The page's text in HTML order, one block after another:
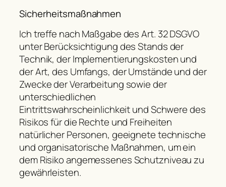
Sicherheitsmaßnahmen
Ich treffe nach Maßgabe des Art. 32 DSGVO
unter Berücksichtigung des Stands der
Technik, der Implementierungskosten und
der Art, des Umfangs, der Umstände und der
Zwecke der Verarbeitung sowie der
unterschiedlichen
Eintrittswahrscheinlichkeit und Schwere des
Risikos für die Rechte und Freiheiten
natürlicher Personen, geeignete technische
und organisatorische Maßnahmen, um ein
dem Risiko angemessenes Schutzniveau zu
gewährleisten.